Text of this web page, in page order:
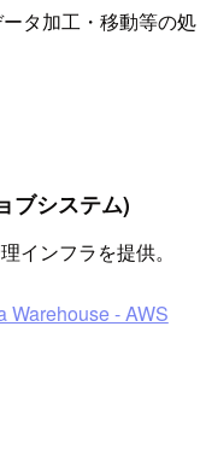
タ加工・移動等の処
ブシステム)
インフラを提供。
Warehouse - AWS